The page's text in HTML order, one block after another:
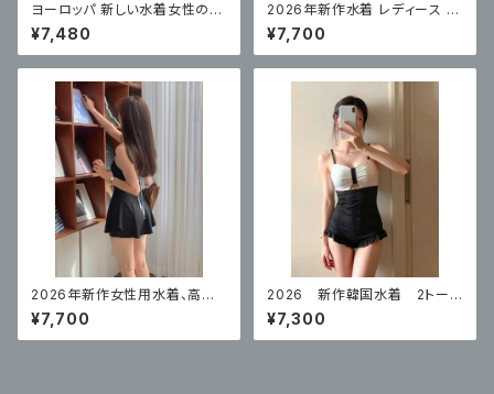
ヨーロッパ 新しい水着女性のワ
ンピーススカートスタイルハイエ
ンド
¥7,480
2026年新作水着 レディース ス
プリットハイレベルスカートスタ
イル
¥7,700
2026年新作女性用水着、高級
ワンピーススカート、ボクサーア
ングル、コンサバ、お腹カバー水
着、ブラックバケーション
¥7,700
2026 新作韓国水着 2トーン
スタイル 体型カバー
¥7,300